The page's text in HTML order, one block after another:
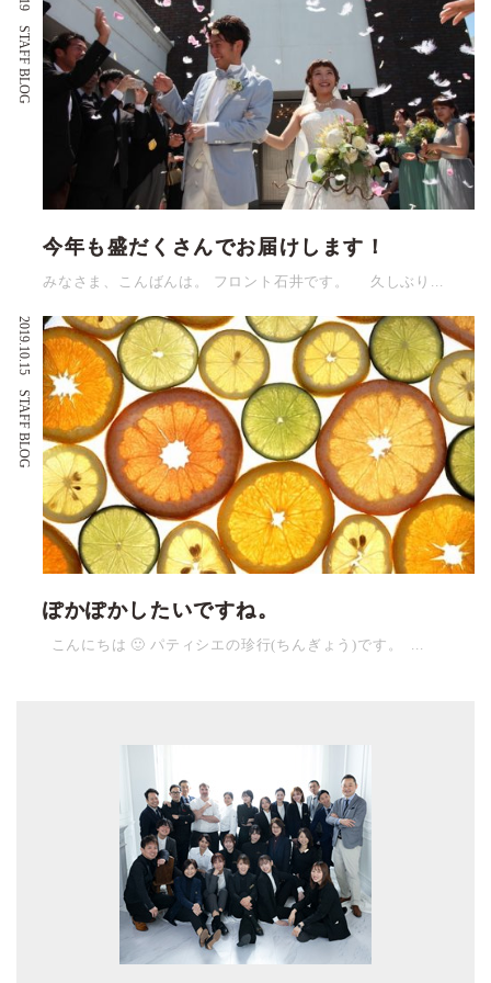
STAFF BLOG
今年も盛だくさんでお届けします！
みなさま、こんばんは。 フロント石井です。 久しぶり...
2019.10.15
STAFF BLOG
ぽかぽかしたいですね。
こんにちは 🙂 パティシエの珍行(ちんぎょう)です。 ...